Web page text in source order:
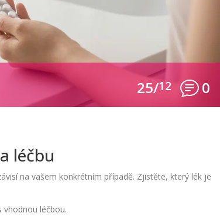
25/12 0
léčbu
na vašem konkrétním případě. Zjistěte, který lék je
vhodnou léčbou.